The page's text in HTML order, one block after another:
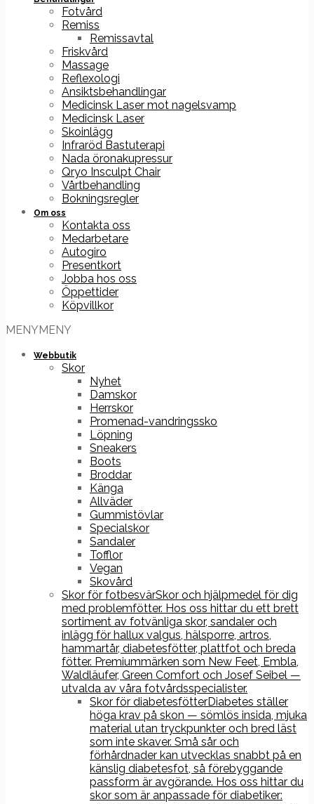
Fotvård
Remiss
Remissavtal
Friskvård
Massage
Reflexologi
Ansiktsbehandlingar
Medicinsk Laser mot nagelsvamp
Medicinsk Laser
Skoinlägg
Infraröd Bastuterapi
Nada öronakupressur
Qryo Insculpt Chair
Vårtbehandling
Bokningsregler
Om oss
Kontakta oss
Medarbetare
Autogiro
Presentkort
Jobba hos oss
Öppettider
Köpvillkor
MENYMENY
Webbutik
Skor
Nyhet
Damskor
Herrskor
Promenad-vandringssko
Löpning
Sneakers
Boots
Broddar
Känga
Allväder
Gummistövlar
Specialskor
Sandaler
Tofflor
Vegan
Skovård
Skor för fotbesvärSkor och hjälpmedel för dig
med problemfötter. Hos oss hittar du ett brett
sortiment av fotvänliga skor, sandaler och
inlägg för hallux valgus, hälsporre, artros,
hammartår, diabetesfötter, plattfot och breda
fötter. Premiummärken som New Feet, Embla,
Waldläufer, Green Comfort och Josef Seibel —
utvalda av våra fotvårdsspecialister.
Skor för diabetesfötterDiabetes ställer
höga krav på skon — sömlös insida, mjuka
material utan tryckpunkter och bred läst
som inte skaver. Små sår och
förhårdnader kan utvecklas snabbt på en
känslig diabetesfot, så förebyggande
passform är avgörande. Hos oss hittar du
skor som är anpassade för diabetiker: